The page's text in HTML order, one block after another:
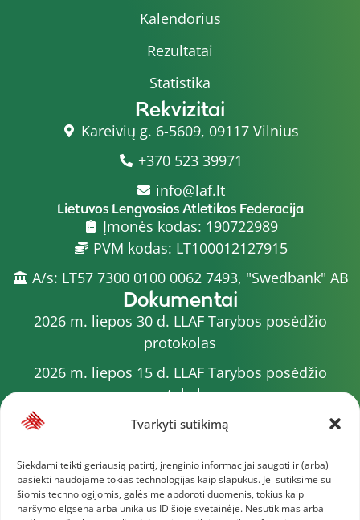
Tvarkyti sutikimą
Siekdami teikti geriausią patirtį, įrenginio informacijai saugoti ir (arba)
pasiekti naudojame tokias technologijas kaip slapukus. Jei sutiksime su
šiomis technologijomis, galėsime apdoroti duomenis, tokius kaip
naršymo elgsena arba unikalūs ID šioje svetainėje. Nesutikimas arba
Kalendorius
Rezultatai
Statistika
Rekvizitai
Kareivių g. 6-5609, 09117 Vilnius
+370 523 39971
info@laf.lt
Lietuvos Lengvosios Atletikos Federacija
Įmonės kodas: 190722989
PVM kodas: LT100012127915
A/s: LT57 7300 0100 0062 7493, "Swedbank" AB
Dokumentai
2026 m. liepos 30 d. LLAF Tarybos posėdžio
protokolas
2026 m. liepos 15 d. LLAF Tarybos posėdžio
protokolas
2026 m. liepos 20 d. LLAF VK posėdžio protokolas
2026 m. varžybų kalendorius
2026 m. liepos 4 d. LLAF Tarybos posėdžio